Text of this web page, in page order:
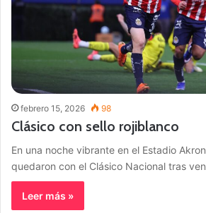
febrero 15, 2026 98
Clásico con sello rojiblanco
En una noche vibrante en el Estadio
quedaron con el Clásico Nacional tras
Leer más »